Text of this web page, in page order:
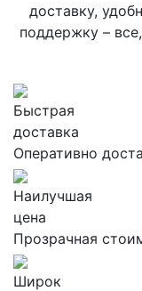
доставку,
поддержку –
Быстрая
доставка
Оперативно
Наилучшая
цена
Прозрачная
Широк